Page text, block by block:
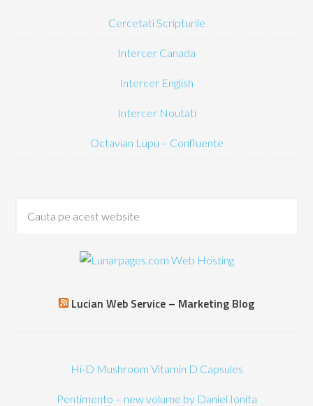
Cercetati Scripturile
Intercer Canada
Intercer English
Intercer Noutati
Octavian Lupu – Confluente
Lucian Web Service – Marketing Blog
Hi-D Mushroom Vitamin D Capsules
Pentimento – new volume by Daniel Ionita